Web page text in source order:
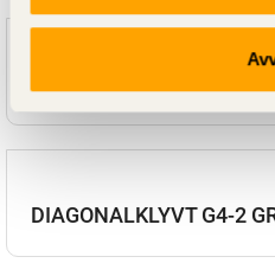
DIAGONALKLYVT G4-2